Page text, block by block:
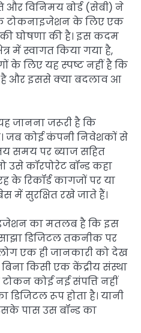
और विनिमय बोर्ड (सेबी) ने
के टोकनाइजेशन के लिए एक
घोषणा की है। इस कदम
में स्वागत किया गया है,
के लिए यह स्पष्ट नहीं है कि
है और इससे क्या बदलाव आ
जानना जरूरी है कि
जब कोई कंपनी निवेशकों से
समय पर ब्याज सहित
उसे कॉरपोरेट बॉन्ड कहा
के रिकॉर्ड कागजों पर या
में सुरक्षित रखे जाते हैं।
का मतलब है कि इस
डिजिटल तकनीक पर
एक ही जानकारी को देख
किसी एक केंद्रीय संस्था
टोकन कोई नई संपत्ति नहीं
डिजिटल रूप होता है। यानी
पास उस बॉन्ड का